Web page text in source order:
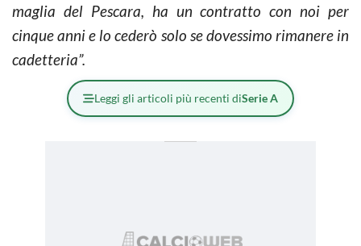
maglia del Pescara, ha un contratto con noi per
cinque anni e lo cederò solo se dovessimo rimanere in
cadetteria”.
Leggi gli articoli più recenti diSerie A